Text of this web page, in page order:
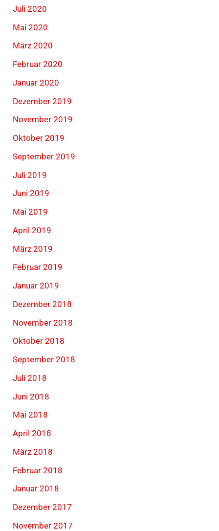
Juli 2020
Mai 2020
März 2020
Februar 2020
Januar 2020
Dezember 2019
November 2019
Oktober 2019
September 2019
Juli 2019
Juni 2019
Mai 2019
April 2019
März 2019
Februar 2019
Januar 2019
Dezember 2018
November 2018
Oktober 2018
September 2018
Juli 2018
Juni 2018
Mai 2018
April 2018
März 2018
Februar 2018
Januar 2018
Dezember 2017
November 2017